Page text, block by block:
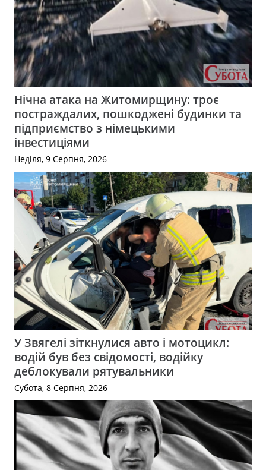
Нічна атака на Житомирщину: троє
постраждалих, пошкоджені будинки та
підприємство з німецькими
інвестиціями
Неділя, 9 Серпня, 2026
У Звягелі зіткнулися авто і мотоцикл:
водій був без свідомості, водійку
деблокували рятувальники
Субота, 8 Серпня, 2026